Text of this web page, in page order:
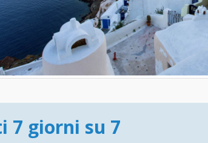
7 giorni su 7